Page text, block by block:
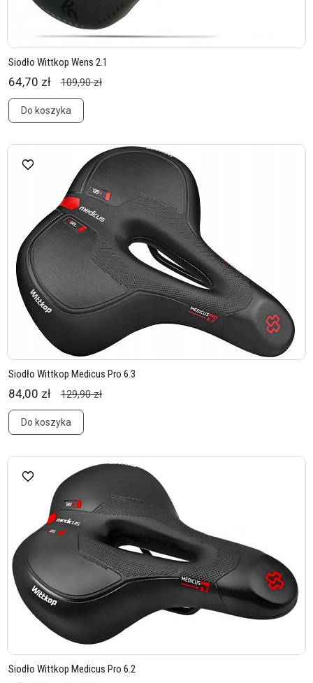
Siodło Wittkop Wens 2.1
64,70 zł 109,90 zł
Do koszyka
Siodło Wittkop Medicus Pro 6.3
84,00 zł 129,90 zł
Do koszyka
Siodło Wittkop Medicus Pro 6.2